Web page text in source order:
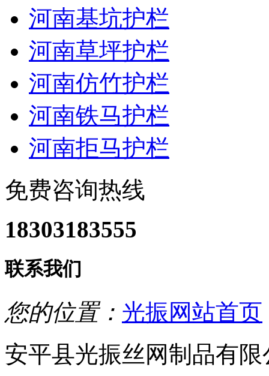
河南基坑护栏
河南草坪护栏
河南仿竹护栏
河南铁马护栏
河南拒马护栏
免费咨询热线
18303183555
联系我们
您的位置： 光振网站首页
安平县光振丝网制品有限